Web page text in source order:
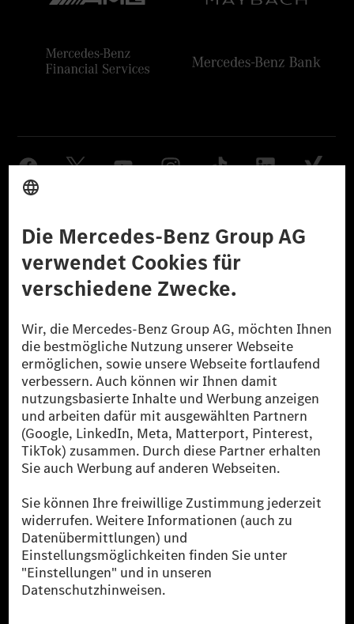
Datenschutz Lizenzhinweise Dritter Barrierefreiheit
© 2026 Mercedes-Benz Group AG. Alle Rechte vorbehalten.
[1] Bilanziell CO₂-neutral bedeutet, dass nicht vermiedene oder nicht
reduzierte CO₂-Emissionen bei der Mercedes-Benz Group durch
zertifizierte Ausgleichsprojekte kompensiert werden.
[2] Renewable Charging ist ein integraler Bestandteil von MB.CHARGE
Public in Europa, den USA, Kanada und China. Sofern an der jeweiligen
Ladestation noch kein Strom aus erneuerbaren Energien vorliegt,
verwendet Renewable Charging Grünstromzertifikate*. Diese stellen
sicher, dass für Ladevorgänge über MB.CHARGE Public eine äquivalente
Strommenge aus erneuerbaren Energien ins Stromnetz eingespeist wird.
* Inkl. EKOenergy Ökolabel
* Die angegebenen Werte wurden nach dem vorgeschriebenen
Messverfahren WLTP (Worldwide harmonised Light vehicles Test
Procedure) ermittelt. Die angegebenen Spannweiten beziehen sich auf
den europäischen Markt. Der Energieverbrauch und der CO₂-Ausstoß
eines Pkw sind nicht nur von der effizienten Ausnutzung des Kraftstoffs
bzw. des Energieträgers durch den Pkw, sondern auch vom Fahrstil und